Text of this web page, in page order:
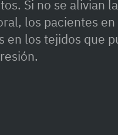
Si no se alivian
los pacientes
en los tejidos que